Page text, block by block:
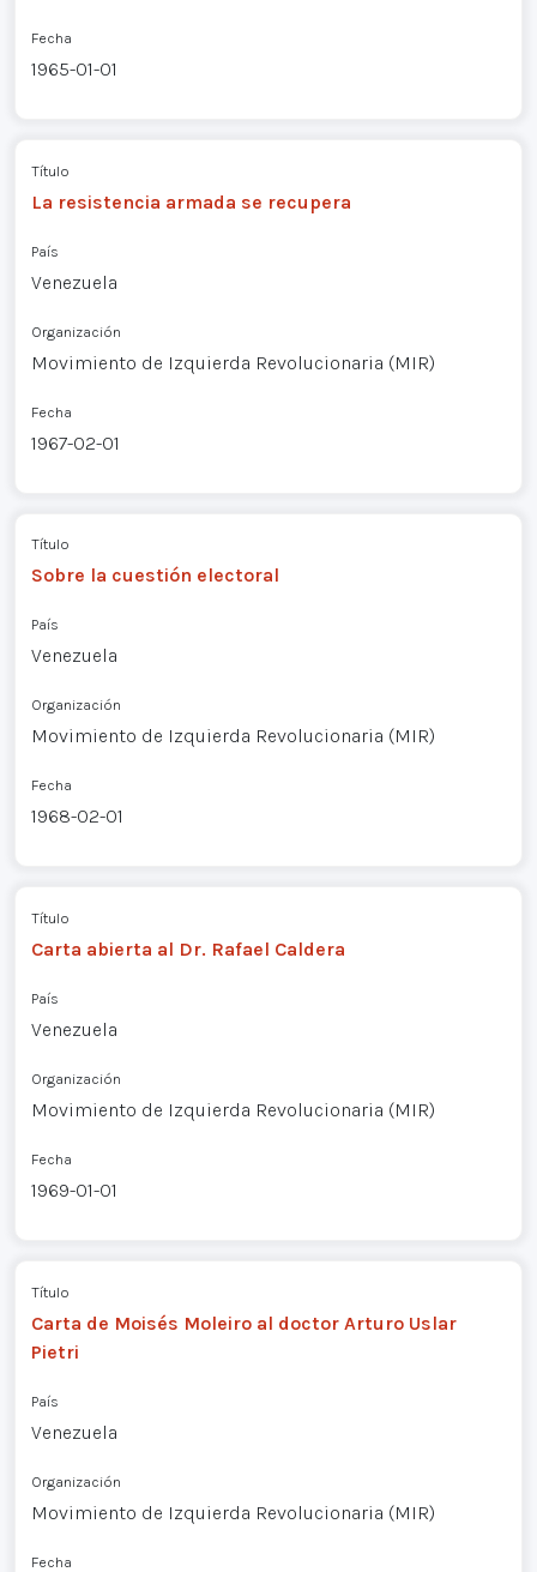
Fecha
1965-01-01
Título
La resistencia armada se recupera
País
Venezuela
Organización
Movimiento de Izquierda Revolucionaria (MIR)
Fecha
1967-02-01
Título
Sobre la cuestión electoral
País
Venezuela
Organización
Movimiento de Izquierda Revolucionaria (MIR)
Fecha
1968-02-01
Título
Carta abierta al Dr. Rafael Caldera
País
Venezuela
Organización
Movimiento de Izquierda Revolucionaria (MIR)
Fecha
1969-01-01
Título
Carta de Moisés Moleiro al doctor Arturo Uslar
Pietri
País
Venezuela
Organización
Movimiento de Izquierda Revolucionaria (MIR)
Fecha